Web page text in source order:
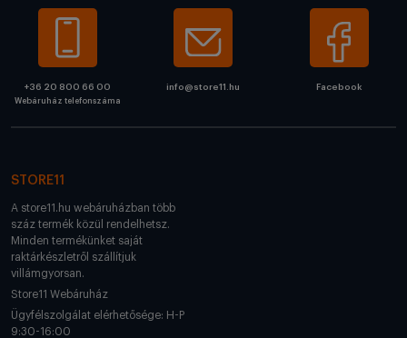
+36 20 800 66 00
Webáruház telefonszáma
info@store11.hu Facebook
STORE11
A store11.hu webáruházban több
száz termék közül rendelhetsz.
Minden termékünket saját
raktárkészletről szállítjuk
villámgyorsan.
Store11 Webáruház
Ügyfélszolgálat elérhetősége: H-P
9:30-16:00